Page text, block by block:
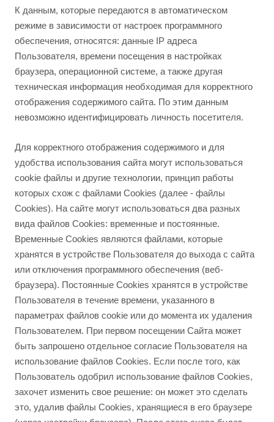
К данным, которые передаются в автоматическом
режиме в зависимости от настроек программного
обеспечения, относятся: данные IP адреса
Пользователя, времени посещения в настройках
браузера, операционной системе, а также другая
техническая информация необходимая для корректного
отображения содержимого сайта. По этим данным
невозможно идентифицировать личность посетителя.
Для корректного отображения содержимого и для
удобства использования сайта могут использоваться
cookie файлы и другие технологии, принцип работы
которых схож с файлами Cookies (далее - файлы
Cookies). На сайте могут использоваться два разных
вида файлов Cookies: временные и постоянные.
Временные Cookies являются файлами, которые
хранятся в устройстве Пользователя до выхода с сайта
или отключения программного обеспечения (веб-
браузера). Постоянные Cookies хранятся в устройстве
Пользователя в течение времени, указанного в
параметрах файлов cookie или до момента их удаления
Пользователем. При первом посещении Сайта может
быть запрошено отдельное согласие Пользователя на
использование файлов Cookies. Если после того, как
Пользователь одобрил использование файлов Cookies,
захочет изменить свое решение: он может это сделать
это, удалив файлы Cookies, хранящиеся в его браузере